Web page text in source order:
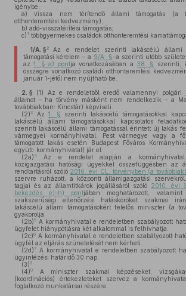
igénybe:
a) vissza nem térítendő állami támogatás (a
otthonteremtési kedvezmény);
b) adó-visszatérítési támogatás;
c) 1 többgyermekes családok otthonteremtési
1/A. §2
Az e rendelet szerinti lakáscélú állami
támogatási kérelem – a 9/A. §-a szerinti utóbb
az1. § a) pontja vonatkozásában a 38. §
szerinti,
összegre vonatkozó családi otthonteremtési
január 1-jétől nem nyújtható be.
2. § (1)
Az e rendeletből eredő valamennyi polgári
államot – ha törvény másként nem rendelkezik – a
továbbiakban: Kincstár) képviseli.
(2) 3 Az1. § szerinti lakáscélú támogatásokkal
lakáscélú állami támogatásokkal kapcsolatos
szerinti lakáscélú állami támogatással érintett új lakás
vármegyei kormányhivatal, Pest vármegye vagy a
támogatott lakás esetén Budapest Főváros
együtt: kormányhivatal) jár el.
(2a)4
Az e rendelet alapján a kormányhivatal
közigazgatási hatósági ügyekkel összefüggésben az
rendtartásról szóló 2016. évi CL. törvényben (a
szervre ruházott, a központi államigazgatási
tagjai és az államtitkárok jogállásáról szóló 2010. évi
bekezdés e)–h) pontjában meghatározott,
szakszerűségi ellenőrzési hatásköröket szakmai
lakáscélú állami támogatásokért felelős miniszter (a
gyakorolja.
(2b)5 A kormányhivatal e rendeletben szabályozott
ügyfelet hiánypótlásra két alkalommal is felhívhatja.
(2c)6 A kormányhivatal e rendeletben szabályozott
ügyfél az eljárás szünetelését nem kérheti.
(2d)7 A kormányhivatal e rendeletben szabályozott
ügyintézési határidő 30 nap.
(3)8
(4)9
A miniszter szakmai képzéseket,
(koordinációs) értekezleteket szervez a
foglalkozó munkatársai részére.